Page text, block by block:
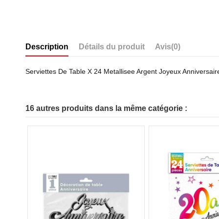
Description Détails du produit Avis(0)
Serviettes De Table X 24 Metallisee Argent Joyeux
16 autres produits dans la même catégorie :